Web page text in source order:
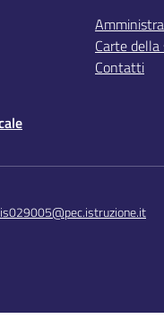
Carte della
Contatti